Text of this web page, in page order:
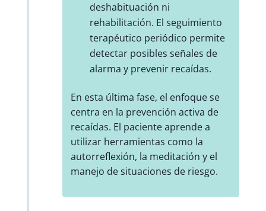
deshabituación ni
rehabilitación. El seguimiento
terapéutico periódico permite
detectar posibles señales de
alarma y prevenir recaídas.
En esta última fase, el enfoque se
centra en la prevención activa de
recaídas. El paciente aprende a
utilizar herramientas como la
autorreflexión, la meditación y el
manejo de situaciones de riesgo.